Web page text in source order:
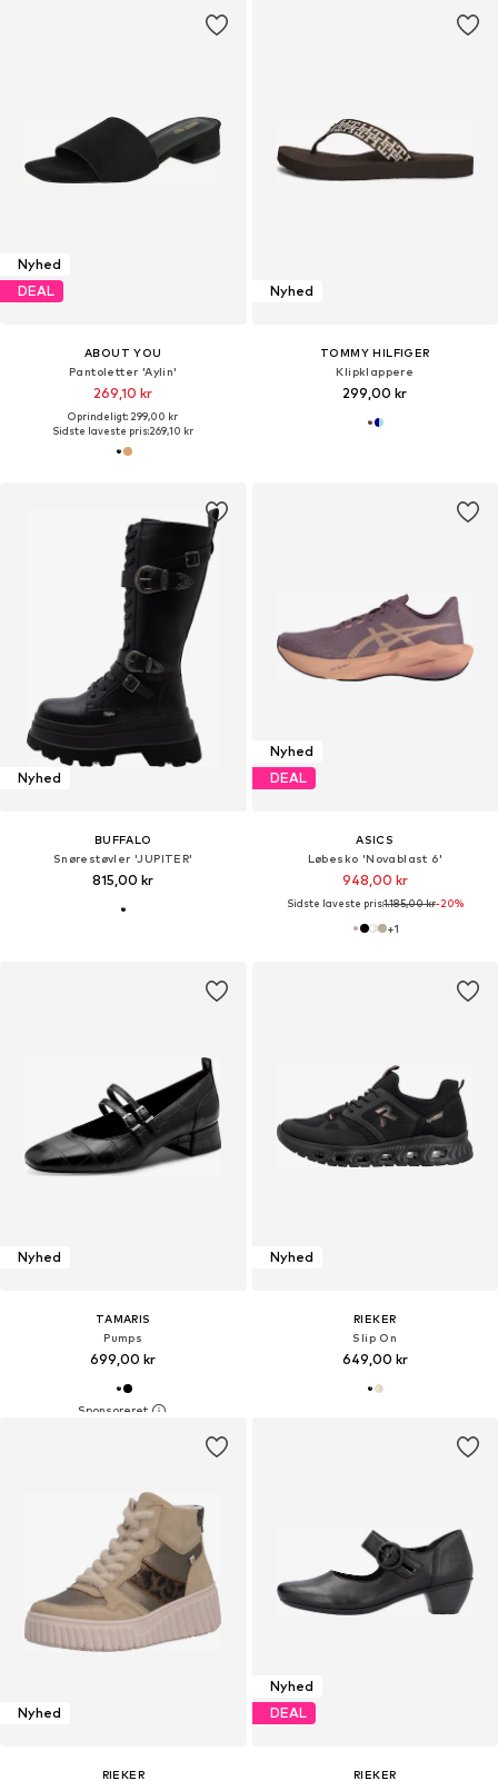
Nyhed
DEAL
ABOUT YOU
Pantoletter 'Aylin'
269,10 kr
Oprindeligt: 299,00 kr
Sidste laveste pris:269,10 kr
Nyhed
TOMMY HILFIGER
Klipklappere
299,00 kr
Nyhed
BUFFALO
Snørestøvler 'JUPITER'
815,00 kr
Nyhed
DEAL
ASICS
Løbesko 'Novablast 6'
948,00 kr
Sidste laveste pris:1.185,00 kr-20%
+1
Nyhed
TAMARIS
Pumps
699,00 kr
Nyhed
RIEKER
Slip On
649,00 kr
Nyhed
RIEKER
Nyhed
DEAL
RIEKER